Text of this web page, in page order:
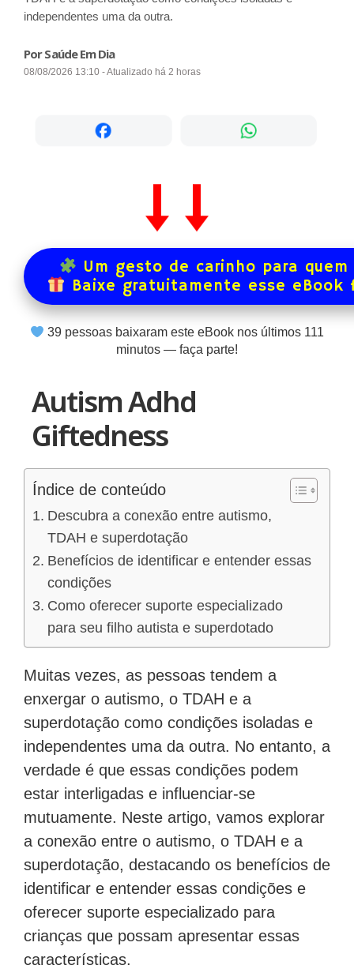
independentes uma da outra.
Por Saúde Em Dia
08/08/2026 13:10 - Atualizado há 2 horas
Um gesto de carinho para
Baixe gratuitamente esse
39 pessoas baixaram este eBook nos últimos 111
minutos — faça parte!
Autism Adhd
Giftedness
Índice de conteúdo
Descubra a conexão entre autismo,
TDAH e superdotação
Benefícios de identificar e entender essas
condições
Como oferecer suporte especializado
para seu filho autista e superdotado
Muitas vezes, as pessoas tendem a
enxergar o autismo, o TDAH e a
superdotação como condições isoladas e
independentes uma da outra. No entanto, a
verdade é que essas condições podem
estar interligadas e influenciar-se
mutuamente. Neste artigo, vamos explorar
a conexão entre o autismo, o TDAH e a
superdotação, destacando os benefícios de
identificar e entender essas condições e
oferecer suporte especializado para
crianças que possam apresentar essas
características.